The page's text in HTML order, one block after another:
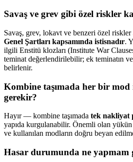
Savaş ve grev gibi özel riskler
Savaş, grev, lokavt ve benzeri özel riskler
Genel Şartları kapsamında istisnadır.
ilgili Enstitü klozları (Institute War
teminat değerlendirilebilir; ek teminatın
belirlenir.
Kombine taşımada her bir mod
gerekir?
Hayır — kombine taşımada tek nakliyat
yapıda kurgulanabilir. Önemli olan yükün
ve kullanılan modların doğru beyan
Hasar durumunda ne yapmam